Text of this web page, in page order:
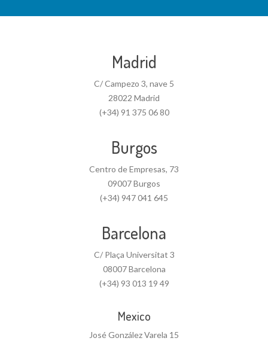
Madrid
C/ Campezo 3, nave 5
28022 Madrid
(+34) 91 375 06 80
Burgos
Centro de Empresas, 73
09007 Burgos
(+34) 947 041 645
Barcelona
C/ Plaça Universitat 3
08007 Barcelona
(+34) 93 013 19 49
Mexico
José González Varela 15